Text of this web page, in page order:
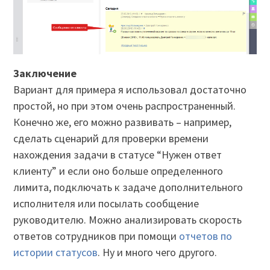
Заключение
Вариант для примера я использовал достаточно
простой, но при этом очень распространенный.
Конечно же, его можно развивать – например,
сделать сценарий для проверки времени
нахождения задачи в статусе “Нужен ответ
клиенту” и если оно больше определенного
лимита, подключать к задаче дополнительного
исполнителя или посылать сообщение
руководителю. Можно анализировать скорость
ответов сотрудников при помощи отчетов по
истории статусов. Ну и много чего другого.